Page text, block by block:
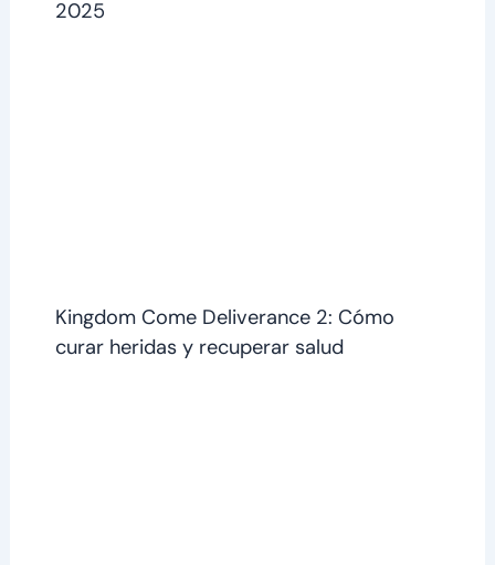
2025
Kingdom Come Deliverance 2: Cómo
curar heridas y recuperar salud